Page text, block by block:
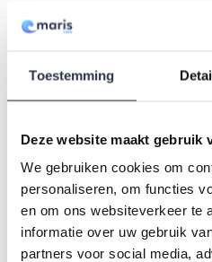
Toestemming
Deze website maakt gebruik
We gebruiken cookies om
personaliseren, om functies
en om ons websiteverkeer te
informatie over uw gebruik
partners voor social media,
Extra informatie
met een non-waterproof
voegen. We raden het
allergrootste absorptie
of als je zorgvrager op
verliest.